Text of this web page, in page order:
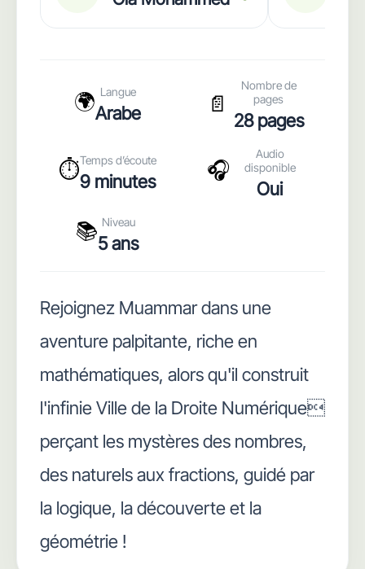
🌍 Langue
Arabe 📄
Nombre de
pages
28 pages
⏱️Temps d’écoute
9 minutes 🎧
Audio
disponible
Oui
📚 Niveau
5 ans
Rejoignez Muammar dans une
aventure palpitante, riche en
mathématiques, alors qu'il construit
l'infinie Ville de la Droite Numérique
perçant les mystères des nombres,
des naturels aux fractions, guidé par
la logique, la découverte et la
géométrie !